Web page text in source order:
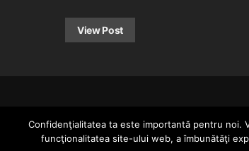
View Post
Confidenţialitatea ta este importantă pentru noi.
funcţionalitatea site-ului web, a îmbunătăţi